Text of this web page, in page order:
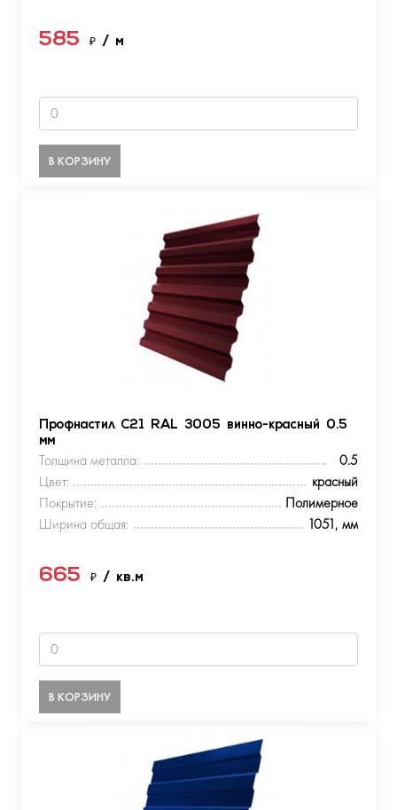
585 ₽ / м
В КОРЗИНУ
Профнастил С21 RAL 3005 винно-красный 0.5
мм
Толщина металла:
0.5
Цвет:
красный
Покрытие:
Полимерное
Ширина общая:
1051, мм
665 ₽ / кв.м
В КОРЗИНУ